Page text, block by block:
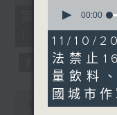
minutes,
seconds
第二部份
12:00)
seconds
00:00
seconds
19
minutes,
51
seconds
00:00
11/10/
法禁止
量飲料
國城市